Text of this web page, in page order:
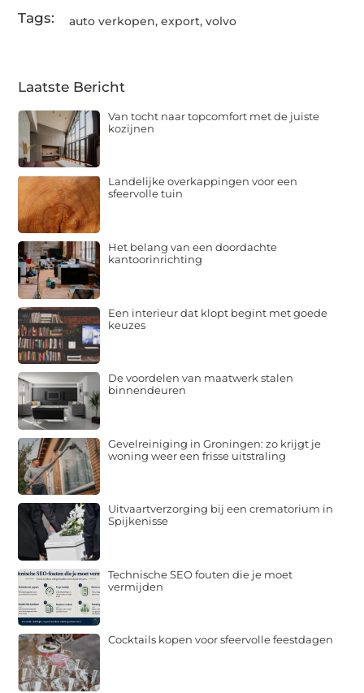
Tags: auto verkopen,export,volvo
Laatste Bericht
Van tocht naar topcomfort met de juiste
kozijnen
Landelijke overkappingen voor een
sfeervolle tuin
Het belang van een doordachte
kantoorinrichting
Een interieur dat klopt begint met goede
keuzes
De voordelen van maatwerk stalen
binnendeuren
Gevelreiniging in Groningen: zo krijgt je
woning weer een frisse uitstraling
Uitvaartverzorging bij een crematorium in
Spijkenisse
Technische SEO fouten die je moet
vermijden
Cocktails kopen voor sfeervolle feestdagen